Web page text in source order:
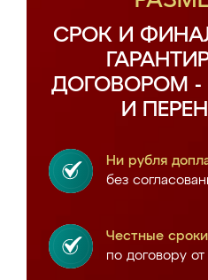
СРОК И
ДОГОВОРОМ -
И
Ни рубля
без
Честные сроки
по договору